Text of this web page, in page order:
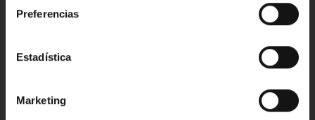
Preferencias
Estadística
Marketing